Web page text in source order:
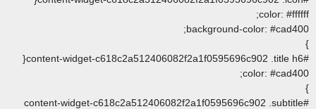
#content-widget-